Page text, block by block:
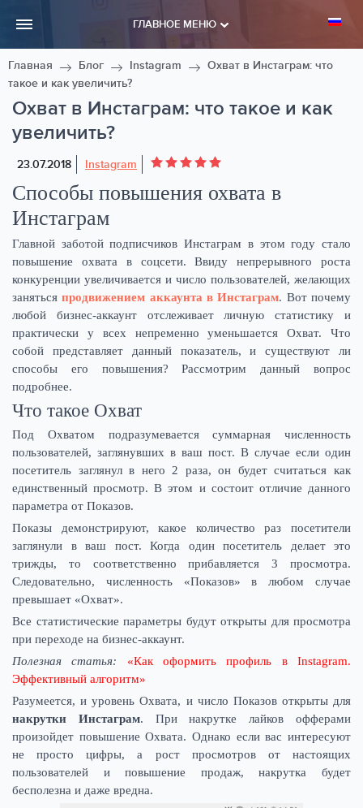
ГЛАВНОЕ МЕНЮ
Главная Блог Instagram
Охват в Инстаграм: что
такое и как увеличить?
Охват в Инстаграм: что такое и как
увеличить?
23.07.2018 Instagram
Способы повышения охвата в
Инстаграм
Главной заботой подписчиков Инстаграм в этом году стало
повышение охвата в соцсети. Ввиду непрерывного роста
конкуренции увеличивается и число пользователей, желающих
занятьсяпродвижением аккаунта в Инстаграм. Вот почему
любой бизнес-аккаунт отслеживает личную статистику и
практически у всех непременно уменьшается Охват. Что
собой представляет данный показатель, и существуют ли
способы его повышения? Рассмотрим данный вопрос
подробнее.
Что такое Охват
Под Охватом подразумевается суммарная численность
пользователей, заглянувших в ваш пост. В случае если один
посетитель заглянул в него 2 раза, он будет считаться как
единственный просмотр. В этом и состоит отличие данного
параметра от Показов.
Показы демонстрируют, какое количество раз посетители
заглянули в ваш пост. Когда один посетитель делает это
трижды, то соответственно прибавляется 3 просмотра.
Следовательно, численность «Показов» в любом случае
превышает «Охват».
Все статистические параметры будут открыты для просмотра
при переходе на бизнес-аккаунт.
Полезная статья: «Как оформить профиль в Instagram.
Эффективный алгоритм»
Разумеется, и уровень Охвата, и число Показов открыты для
накрутки Инстаграм. При накрутке лайков офферами
произойдет повышение Охвата. Однако если вас интересуют
не просто цифры, а рост просмотров от настоящих
пользователей и повышение продаж, накрутка будет
бесполезна и даже вредна.